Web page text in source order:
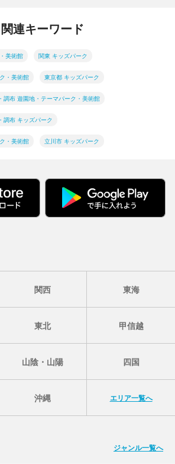
関連キーワード
美術館 関東 キッズパーク
・美術館 東京都 キッズパーク
調布 遊園地・テーマパーク・美術館
調布 キッズパーク
・美術館 立川市 キッズパーク
関西 東海
東北 甲信越
山陰・山陽 四国
沖縄 エリア一覧へ
ジャンル一覧へ